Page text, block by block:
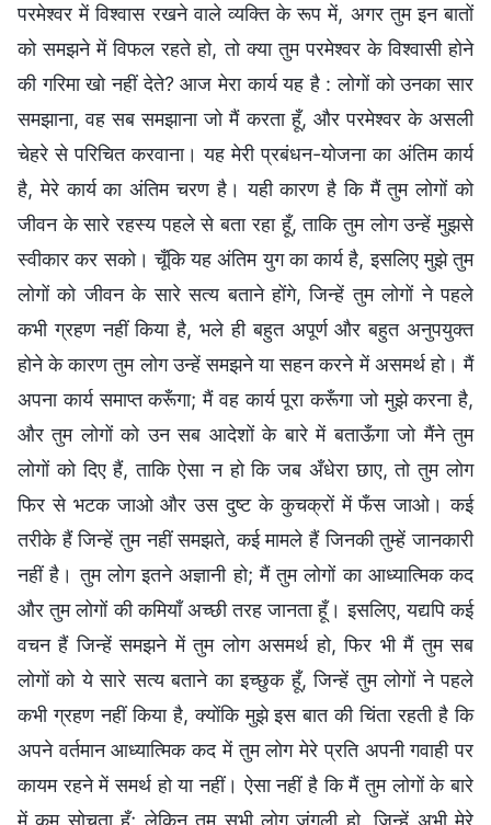
परमेश्वर में विश्वास रखने वाले व्यक्ति के रूप में, अगर तुम इन बातों
को समझने में विफल रहते हो, तो क्या तुम परमेश्वर के विश्वासी होने
की गरिमा खो नहीं देते? आज मेरा कार्य यह है : लोगों को उनका सार
समझाना, वह सब समझाना जो मैं करता हूँ, और परमेश्वर के असली
चेहरे से परिचित करवाना। यह मेरी प्रबंधन-योजना का अंतिम कार्य
है, मेरे कार्य का अंतिम चरण है। यही कारण है कि मैं तुम लोगों को
जीवन के सारे रहस्य पहले से बता रहा हूँ, ताकि तुम लोग उन्हें मुझसे
स्वीकार कर सको। चूँकि यह अंतिम युग का कार्य है, इसलिए मुझे तुम
लोगों को जीवन के सारे सत्य बताने होंगे, जिन्हें तुम लोगों ने पहले
कभी ग्रहण नहीं किया है, भले ही बहुत अपूर्ण और बहुत अनुपयुक्त
होने के कारण तुम लोग उन्हें समझने या सहन करने में असमर्थ हो। मैं
अपना कार्य समाप्त करूँगा; मैं वह कार्य पूरा करूँगा जो मुझे करना है,
और तुम लोगों को उन सब आदेशों के बारे में बताऊँगा जो मैंने तुम
लोगों को दिए हैं, ताकि ऐसा न हो कि जब अँधेरा छाए, तो तुम लोग
फिर से भटक जाओ और उस दुष्ट के कुचक्रों में फँस जाओ। कई
तरीके हैं जिन्हें तुम नहीं समझते, कई मामले हैं जिनकी तुम्हें जानकारी
नहीं है। तुम लोग इतने अज्ञानी हो; मैं तुम लोगों का आध्यात्मिक कद
और तुम लोगों की कमियाँ अच्छी तरह जानता हूँ। इसलिए, यद्यपि कई
वचन हैं जिन्हें समझने में तुम लोग असमर्थ हो, फिर भी मैं तुम सब
लोगों को ये सारे सत्य बताने का इच्छुक हूँ, जिन्हें तुम लोगों ने पहले
कभी ग्रहण नहीं किया है, क्योंकि मुझे इस बात की चिंता रहती है कि
अपने वर्तमान आध्यात्मिक कद में तुम लोग मेरे प्रति अपनी गवाही पर
कायम रहने में समर्थ हो या नहीं। ऐसा नहीं है कि मैं तुम लोगों के बारे
में कम सोचता हूँ; लेकिन तुम सभी लोग जंगली हो, जिन्हें अभी मेरे